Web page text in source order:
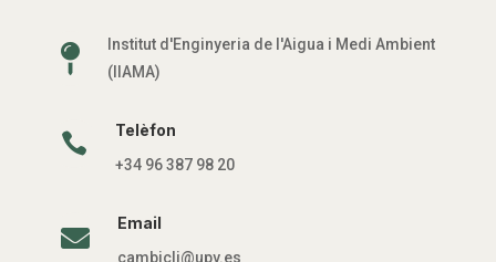

Institut d'Enginyeria de l'Aigua i Medi Ambient
(IIAMA)
 Telèfon
+34 96 387 98 20

Email
cambicli@upv.es